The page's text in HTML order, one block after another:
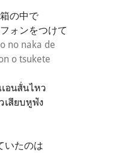
の中で
ォンをつけて
no naka de
o tsukete
อนสั่นไหว
เสียบหูฟัง
いたのは